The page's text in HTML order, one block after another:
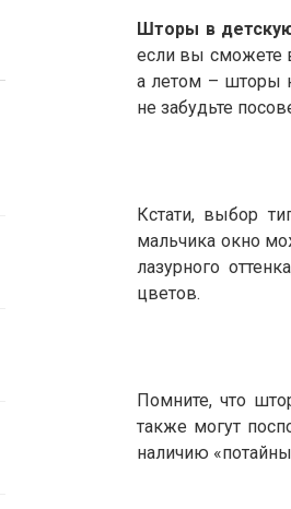
Шторы в
если вы сможете
а летом – шторы
не забудьте
Кстати, выбор
мальчика окно
лазурного
цветов.
Помните, что
также могут
наличию